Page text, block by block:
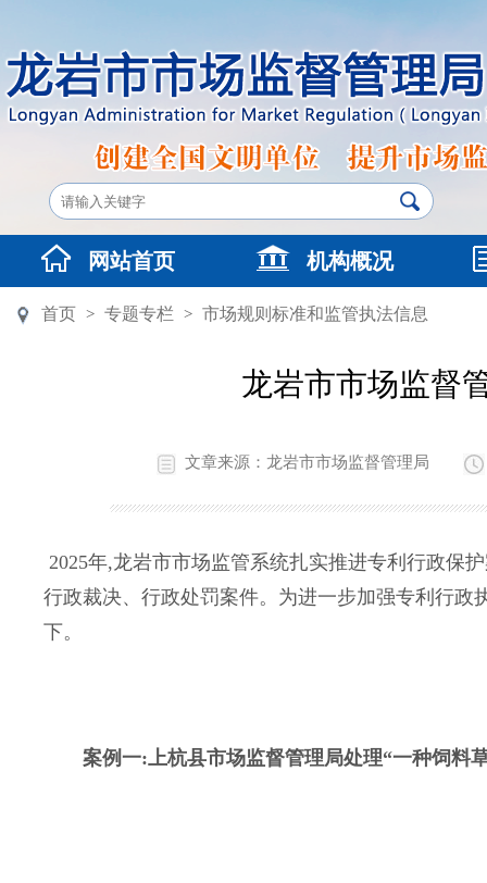
网站首页 机构概况
首页 > 专题专栏 > 市场规则标准和监管执法信息
龙岩市市场监督
文章来源：龙岩市市场监督管理局
2025年,龙岩市市场监管系统扎实推进专利行政保
行政裁决、行政处罚案件。为进一步加强专利行政
下。
案例一:上杭县市场监督管理局处理“一种饲料